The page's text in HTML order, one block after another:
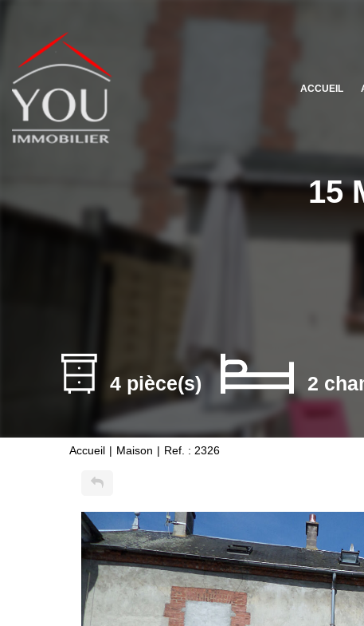
ACCUEIL
15
4 pièce(s) 2
Accueil Maison Ref. : 2326